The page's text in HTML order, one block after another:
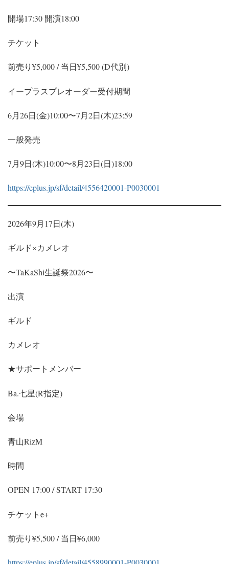
開場17:30 開演18:00
チケット
前売り¥5,000 / 当日¥5,500 (D代別)
イープラスプレオーダー受付期間
6月26日(金)10:00〜7月2日(木)23:59
一般発売
7月9日(木)10:00〜8月23日(日)18:00
https://eplus.jp/sf/detail/4556420001-P0030001
2026年9月17日(木)
ギルド×カメレオ
〜TaKaShi生誕祭2026〜
出演
ギルド
カメレオ
★サポートメンバー
Ba.七星(R指定)
会場
青山RizM
時間
OPEN 17:00 / START 17:30
チケットe+
前売り¥5,500 / 当日¥6,000